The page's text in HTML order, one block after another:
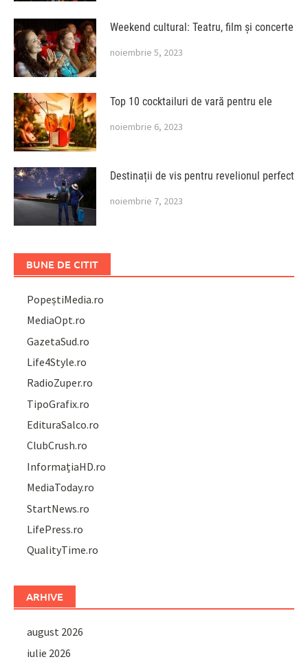
Weekend cultural: Teatru, film și concerte
noiembrie 5, 2023
Top 10 cocktailuri de vară pentru ele
noiembrie 6, 2023
Destinații de vis pentru revelionul perfect
noiembrie 7, 2023
BUNE DE CITIT
PopeștiMedia.ro
MediaOpt.ro
GazetaSud.ro
Life4Style.ro
RadioZuper.ro
TipoGrafix.ro
EdituraSalco.ro
ClubCrush.ro
InformațiaHD.ro
MediaToday.ro
StartNews.ro
LifePress.ro
QualityTime.ro
ARHIVE
august 2026
iulie 2026